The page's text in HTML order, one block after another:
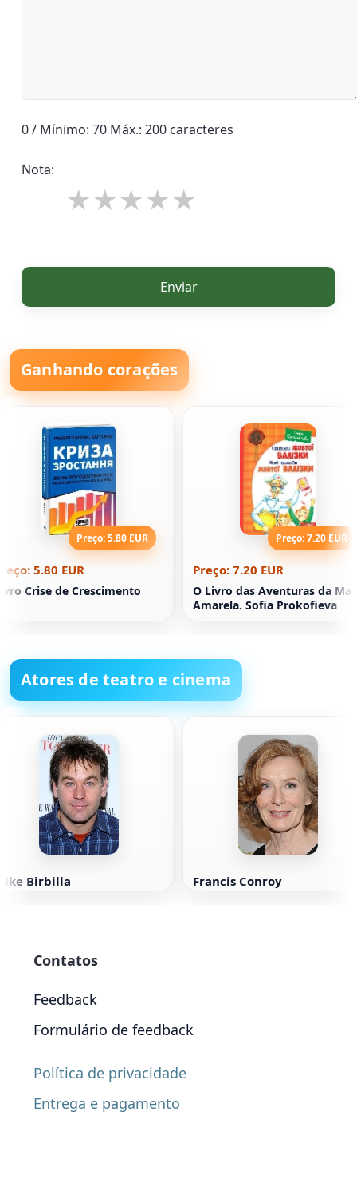
0 / Mínimo: 70 Máx.: 200 caracteres
Nota:
Enviar
Ganhando corações
Preço: 5.80 EUR
5.80 EUR
Crise de Crescimento
Preço: 7.20 EUR
Preço: 7.20 EUR
O Livro das Aventuras da
Amarela. Sofia Prokofieva
Atores de teatro e cinema
Birbilla Francis Conroy
Contatos
Feedback
Formulário de feedback
Política de privacidade
Entrega e pagamento